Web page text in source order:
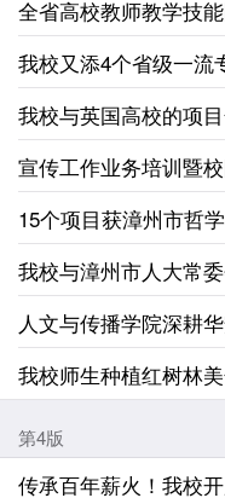
全省高校教师教学技
我校又添4个省级一流
我校与英国高校的项
宣传工作业务培训暨
15个项目获漳州市哲
我校与漳州市人大常
人文与传播学院深耕
我校师生种植红树林
第4版
传承百年薪火！我校